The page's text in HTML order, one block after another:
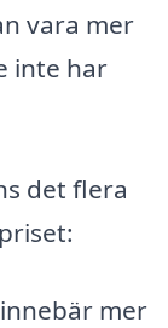
vara mer
inte har
det flera
mer